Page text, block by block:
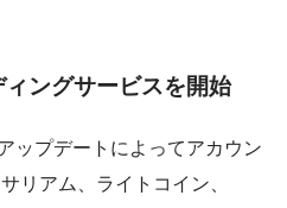
ィングサービスを開始
ップデートによってアカウン
リアム、ライトコイン、